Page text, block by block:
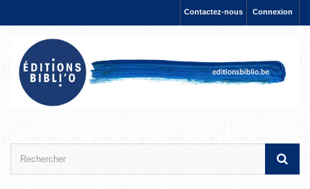
Connexion
Contactez-nous